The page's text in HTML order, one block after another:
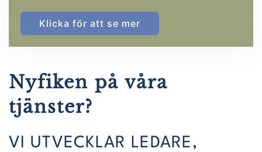
Klicka för att se mer
Nyfiken på våra
tjänster?
VI UTVECKLAR LEDARE,